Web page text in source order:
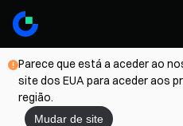
Parece que está a aceder ao
site dos EUA para aceder aos
região.
Mudar de site